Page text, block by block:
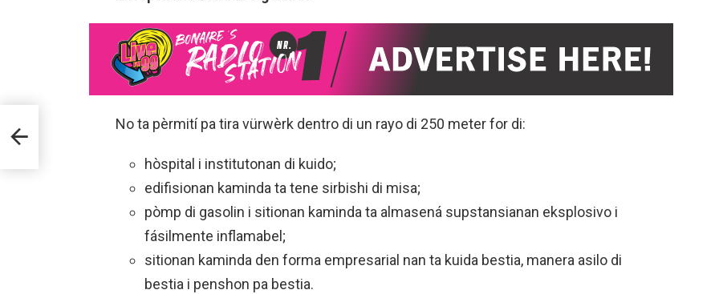
No ta pèrmití pa tira vürwèrk dentro di un rayo di 250 meter for di:
hòspital i institutonan di kuido;
edifisionan kaminda ta tene sirbishi di misa;
pòmp di gasolin i sitionan kaminda ta almasená supstansianan eksplosivo i
fásilmente inflamabel;
sitionan kaminda den forma empresarial nan ta kuida bestia, manera asilo di
bestia i penshon pa bestia.